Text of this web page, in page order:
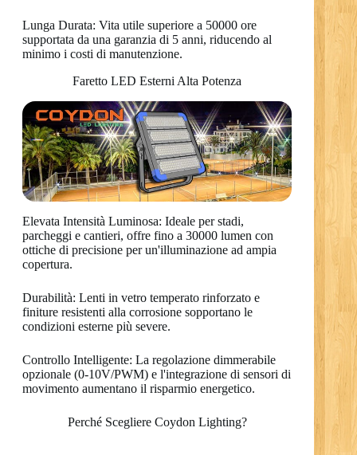
Lunga Durata: Vita utile superiore a 50000 ore
supportata da una garanzia di 5 anni, riducendo al
minimo i costi di manutenzione.
Faretto LED Esterni Alta Potenza
Elevata Intensità Luminosa: Ideale per stadi,
parcheggi e cantieri, offre fino a 30000 lumen con
ottiche di precisione per un'illuminazione ad ampia
copertura.
Durabilità: Lenti in vetro temperato rinforzato e
finiture resistenti alla corrosione sopportano le
condizioni esterne più severe.
Controllo Intelligente: La regolazione dimmerabile
opzionale (0-10V/PWM) e l'integrazione di sensori di
movimento aumentano il risparmio energetico.
Perché Scegliere Coydon Lighting?